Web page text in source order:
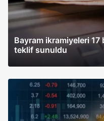
Bayram ikramiyeleri 17
teklif sunuldu